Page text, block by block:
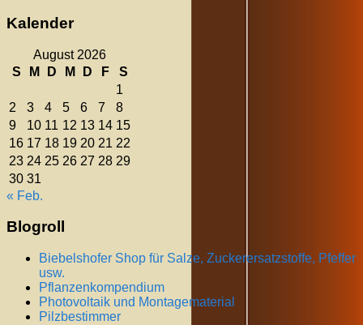
Kalender
August 2026
S
M D M D F
S
1
2
3 4 5 6 7
8
9
10 11 12 13 14 15
16 17 18 19 20 21 22
23 24 25 26 27 28 29
30 31
« Feb.
Blogroll
Biebelshofer Shop für Salze, Zuckerersatzstoffe, Pfeffer
usw.
Pflanzenkompendium
Photovoltaik und Montagematerial
Pilzbestimmer